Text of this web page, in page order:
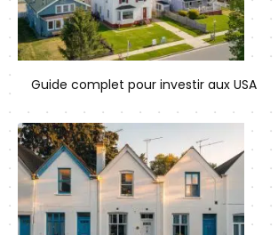
Guide complet pour investir aux USA